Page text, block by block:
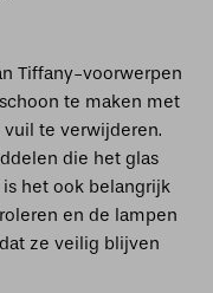
Tiffany-voorwerpen
te maken met
te verwijderen.
die het glas
het ook belangrijk
en de lampen
ze veilig blijven